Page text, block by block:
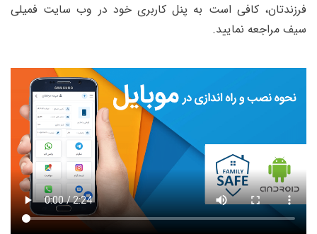
فرزندتان، کافی است به پنل کاربری خود در وب سایت فمیلی
سیف مراجعه نمایید.